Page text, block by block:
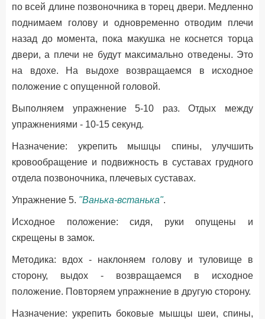
по всей длине позвоночника в торец двери. Медленно
поднимаем голову и одновременно отводим плечи
назад до момента, пока макушка не коснется торца
двери, а плечи не будут максимально отведены. Это
на вдохе. На выдохе возвращаемся в исходное
положение с опущенной головой.
Выполняем упражнение 5-10 раз. Отдых между
упражнениями - 10-15 секунд.
Назначение: укрепить мышцы спины, улучшить
кровообращение и подвижность в суставах грудного
отдела позвоночника, плечевых суставах.
Упражнение 5. "Ванька-встанька".
Исходное положение: сидя, руки опущены и
скрещены в замок.
Методика: вдох - наклоняем голову и туловище в
сторону, выдох - возвращаемся в исходное
положение. Повторяем упражнение в другую сторону.
Назначение: укрепить боковые мышцы шеи, спины,